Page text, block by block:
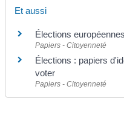
Et aussi
Élections européennes
Papiers - Citoyenneté
Élections : papiers
voter
Papiers - Citoyenneté